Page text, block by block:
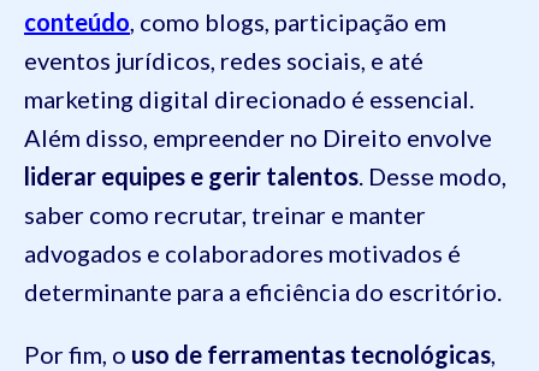
conteúdo, como blogs, participação em
eventos jurídicos, redes sociais, e até
marketing digital direcionado é essencial.
Além disso, empreender no Direito envolve
liderar equipes e gerir talentos. Desse modo,
saber como recrutar, treinar e manter
advogados e colaboradores motivados é
determinante para a eficiência do escritório.
Por fim, o uso de ferramentas tecnológicas,